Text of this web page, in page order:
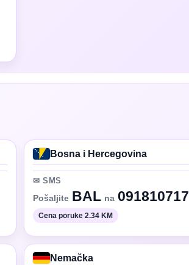
Bosna i Hercegovina
✉ SMS
Pošaljite BAL na 091810717
Cena poruke 2.34 KM
Nemačka